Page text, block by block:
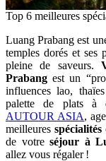
Top 6 meilleures
Luang Prabang est
temples dorés et ses
pleine de saveurs.
Prabang est un
influences lao,
palette de plats à
AUTOUR ASIA,
meilleures
de votreséjour à
allez vous régaler !